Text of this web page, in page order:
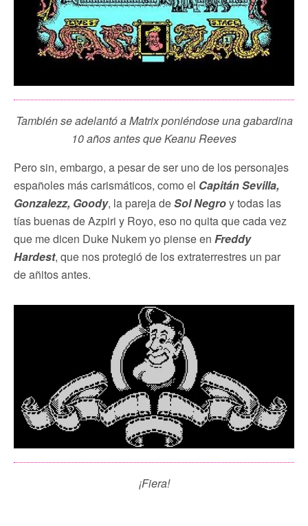
También se adelantó a Matrix poniéndose una gabardina
10 años antes que Keanu Reeves
Pero sin, embargo, a pesar de ser uno de los personajes
españoles más carismáticos, como el Capitán Sevilla,
Gonzalezz, Goody, la pareja deSol Negroy todas las
tías buenas de Azpiri y Royo, eso no quita que cada vez
que me dicen Duke Nukem yo piense en Freddy
Hardest, que nos protegió de los extraterrestres un par
de añitos antes.
¡Fiera!